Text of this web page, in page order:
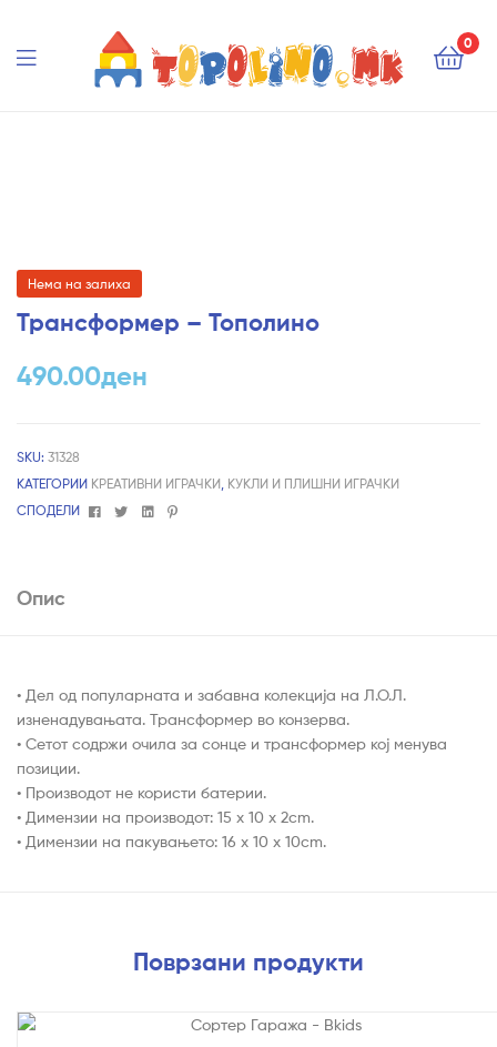
0
Нема на залиха
Трансформер – Тополино
490.00ден
SKU: 31328
КАТЕГОРИИ КРЕАТИВНИ ИГРАЧКИ КУКЛИ И ПЛИШНИ ИГРАЧКИ
СПОДЕЛИ
FacebookTwitterLinkedin
Pinterest
Опис
• Дел од популарната и забавна колекција на Л.О.Л.
изненадувањата. Трансформер во конзерва.
• Сетот содржи очила за сонце и трансформер кој менува
позиции.
• Производот не користи батерии.
• Димензии на производот: 15 x 10 x 2cm.
• Димензии на пакувањето: 16 x 10 x 10cm.
Поврзани продукти